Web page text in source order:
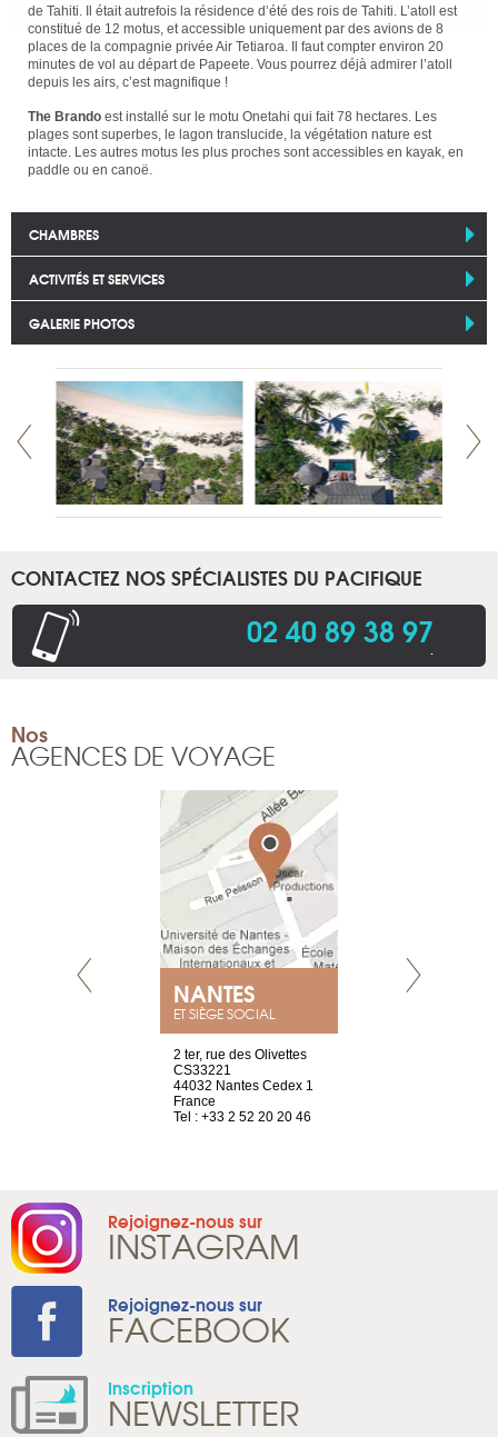
de Tahiti. Il était autrefois la résidence d’été des rois de Tahiti. L’atoll est
constitué de 12 motus, et accessible uniquement par des avions de 8
places de la compagnie privée Air Tetiaroa. Il faut compter environ 20
minutes de vol au départ de Papeete. Vous pourrez déjà admirer l’atoll
depuis les airs, c’est magnifique !
The Brando est installé sur le motu Onetahi qui fait 78 hectares. Les
plages sont superbes, le lagon translucide, la végétation nature est
intacte. Les autres motus les plus proches sont accessibles en kayak, en
paddle ou en canoë.
CHAMBRES
ACTIVITÉS ET SERVICES
GALERIE PHOTOS
CONTACTEZ NOS SPÉCIALISTES DU PACIFIQUE
02 40 89 38 97.
Nos
AGENCES DE VOYAGE
NANTES
ET SIÈGE SOCIAL
2 ter, rue des Olivettes
CS33221
44032 Nantes Cedex 1
France
Tel : +33 2 52 20 20 46
Rejoignez-nous sur
INSTAGRAM
Rejoignez-nous sur
FACEBOOK
Inscription
NEWSLETTER